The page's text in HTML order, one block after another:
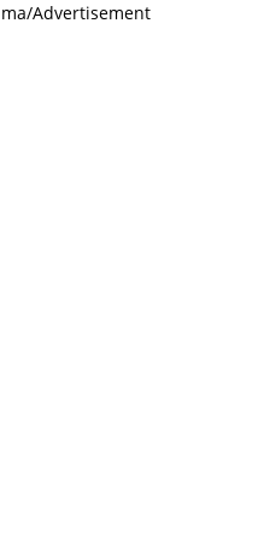
Advertisement